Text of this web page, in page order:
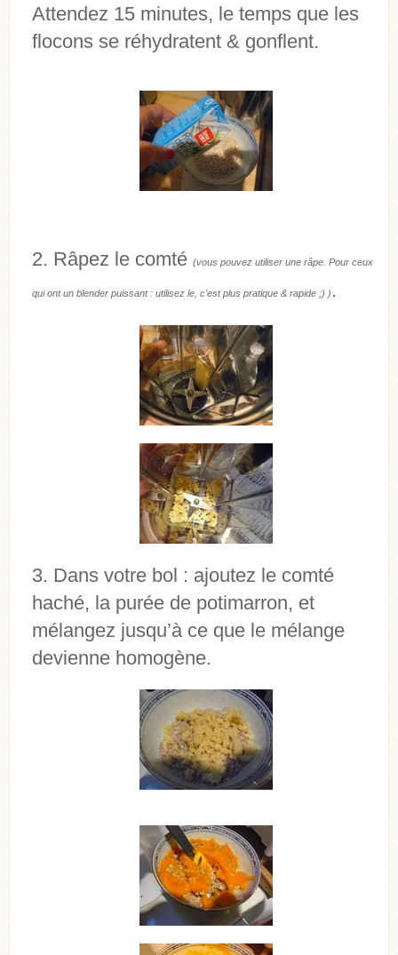
Attendez 15 minutes, le temps que les
flocons se réhydratent & gonflent.
Râpez le comté (vous pouvez utiliser une râpe. Pour ceux
qui ont un blender puissant : utilisez le, c’est plus pratique & rapide ;) ) .
Dans votre bol : ajoutez le comté
haché, la purée de potimarron, et
mélangez jusqu’à ce que le mélange
devienne homogène.